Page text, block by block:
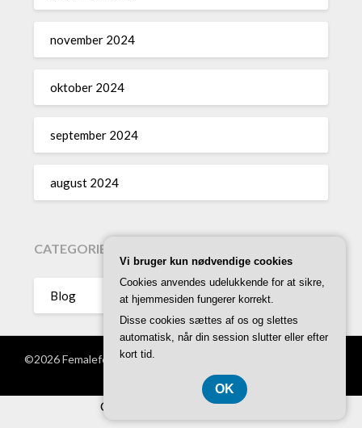
november 2024
oktober 2024
september 2024
august 2024
CATEGORIES
Blog
©2026 Femalefoundersofthefuture.dk
Superb Themes
CVR-Nummer DK 37407739
Vi bruger kun nødvendige cookies
Cookies anvendes udelukkende for at sikre,
at hjemmesiden fungerer korrekt.
Disse cookies sættes af os og slettes
automatisk, når din session slutter eller efter
kort tid.
OK